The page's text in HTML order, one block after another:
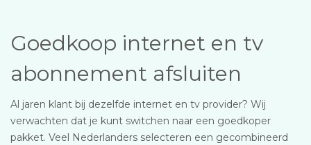
Goedkoop internet en tv
abonnement afsluiten
Al jaren klant bij dezelfde internet en tv provider? Wij
verwachten dat je kunt switchen naar een goedkoper
pakket. Veel Nederlanders selecteren een gecombineerd